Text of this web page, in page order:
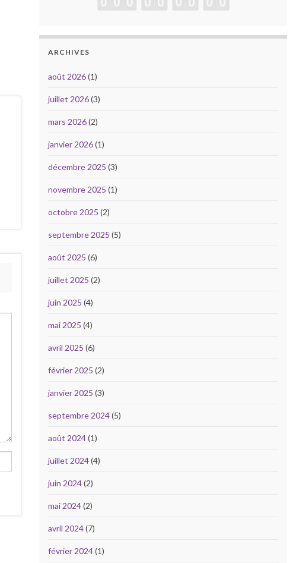
ARCHIVES
août 2026(1)
juillet 2026(3)
mars 2026(2)
janvier 2026(1)
décembre 2025 (3)
novembre 2025 (1)
octobre 2025 (2)
septembre 2025 (5)
août 2025 (6)
juillet 2025 (2)
juin 2025 (4)
mai 2025 (4)
avril 2025 (6)
février 2025 (2)
janvier 2025 (3)
septembre 2024(5)
août 2024(1)
juillet 2024(4)
juin 2024(2)
mai 2024(2)
avril 2024(7)
février 2024(1)